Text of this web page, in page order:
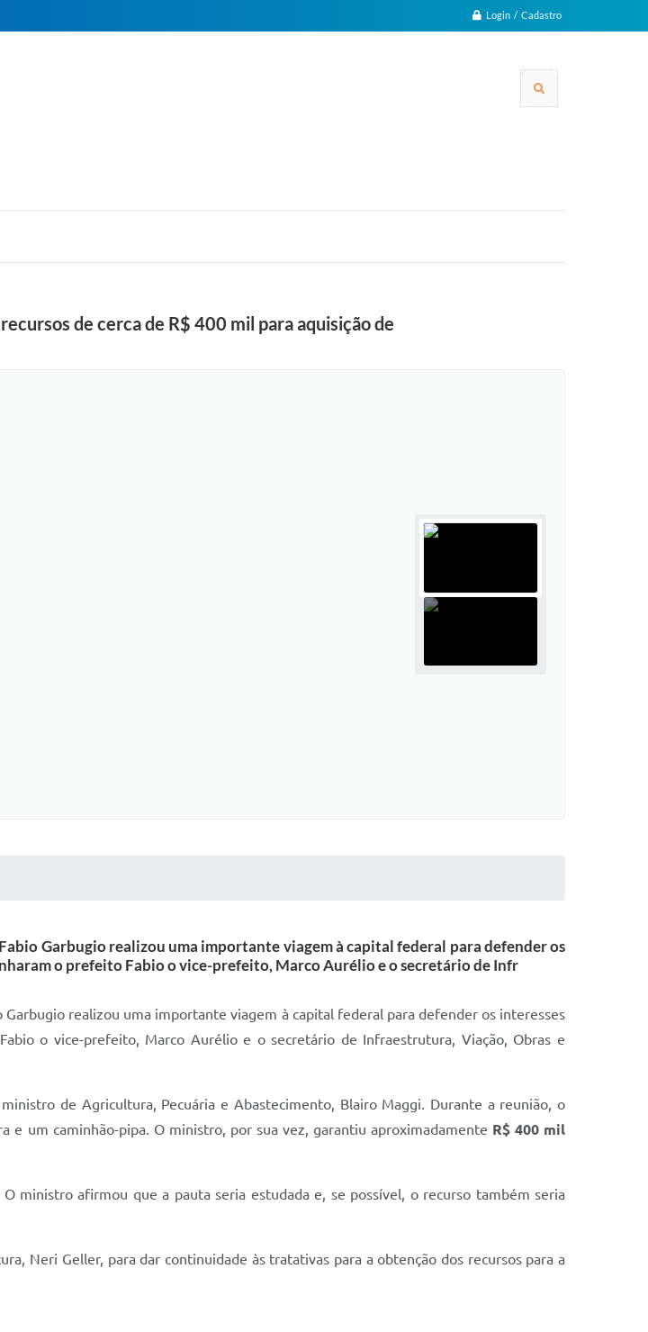
Login / Cadastro
de cerca de R$ 400 mil para aquisição de
Garbugio realizou uma importante viagem à capital federal para defender os
o prefeito Fabio o vice-prefeito, Marco Aurélio e o secretário de Infr
realizou uma importante viagem à capital federal para defender os interesses
o vice-prefeito, Marco Aurélio e o secretário de Infraestrutura, Viação, Obras e
de Agricultura, Pecuária e Abastecimento, Blairo Maggi. Durante a reunião, o
e um caminhão-pipa. O ministro, por sua vez, garantiu aproximadamente R$ 400 mil
ministro afirmou que a pauta seria estudada e, se possível, o recurso também seria
Neri Geller, para dar continuidade às tratativas para a obtenção dos recursos para a